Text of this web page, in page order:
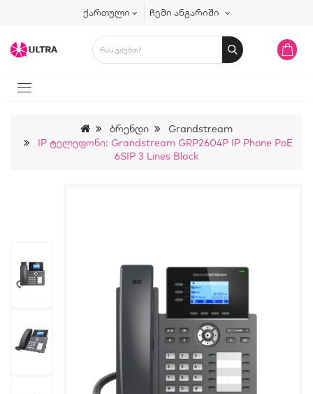
ქართული ჩემი ანგარიში
Ბრენდი
Grandstream
IP Ტელეფონი: Grandstream GRP2604P IP Phone PoE
6SIP 3 Lines Black